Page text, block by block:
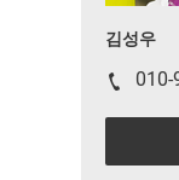
김성우
010-